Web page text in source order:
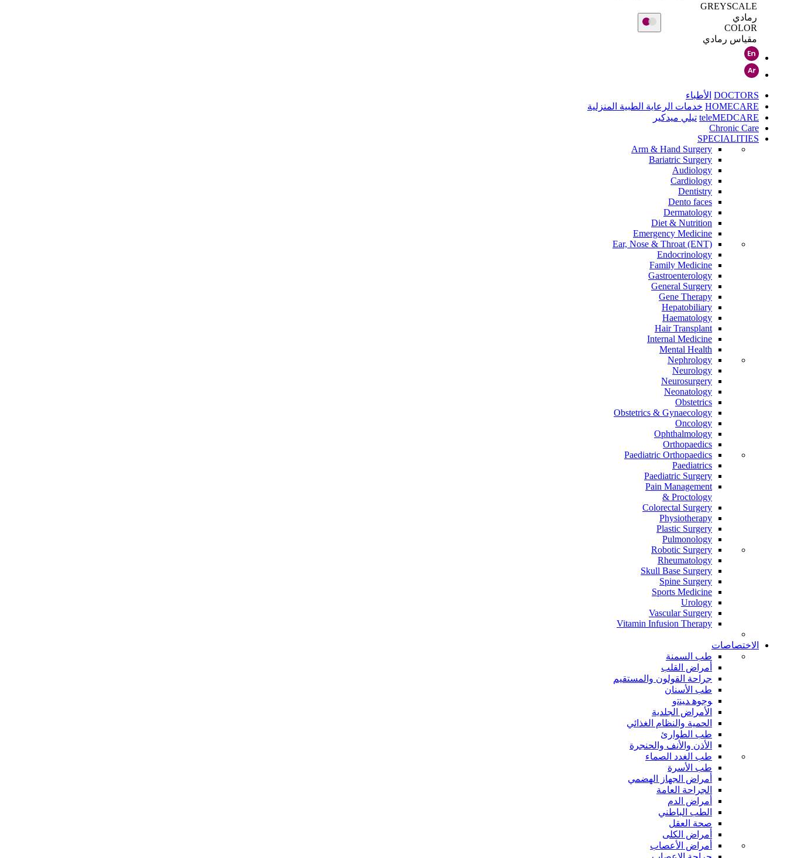
GREYSCALE
رمادي
COLOR
مقياس رمادي
DOCTORS الأطباء
HOMECARE خدمات الرعاية الطبية المنزلية
teleMEDCARE تيلي ميدكير
Chronic Care
SPECIALITIES
Arm & Hand Surgery
Bariatric Surgery
Audiology
Cardiology
Dentistry
Dento faces
Dermatology
Diet & Nutrition
Emergency Medicine
Ear, Nose & Throat (ENT)
Endocrinology
Family Medicine
Gastroenterology
General Surgery
Gene Therapy
Hepatobiliary
Haematology
Hair Transplant
Internal Medicine
Mental Health
Nephrology
Neurology
Neurosurgery
Neonatology
Obstetrics
Obstetrics & Gynaecology
Oncology
Ophthalmology
Orthopaedics
Paediatric Orthopaedics
Paediatrics
Paediatric Surgery
Pain Management
Proctology &
Colorectal Surgery
Physiotherapy
Plastic Surgery
Pulmonology
Robotic Surgery
Rheumatology
Skull Base Surgery
Spine Surgery
Sports Medicine
Urology
Vascular Surgery
Vitamin Infusion Therapy
الاختصاصات
طب السمنة
أمراض القلب
جراحة القولون والمستقيم
طب الأسنان
ﻮﺟﻮﻫ ﺪﻴﻨﺗﻭ
الأمراض الجلدية
الحمية والنظام الغذائي
طب الطوارئ
الأذن والأنف والحنجرة
طب الغدد الصماء
طب الأسرة
أمراض الجهاز الهضمي
الجراحة العامة
أمراض الدم
الطب الباطني
صحة العقل
أمراض الكلى
أمراض الأعصاب